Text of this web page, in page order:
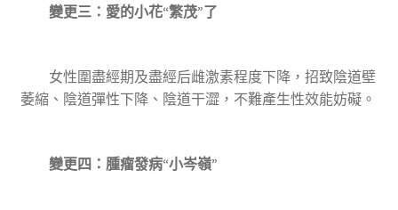
變更三：愛的小花“繁茂”了
女性圍盡經期及盡經后雌激素程度下降，招致陰道壁
萎縮、陰道彈性下降、陰道干澀，不難產生性效能妨礙。
變更四：腫瘤發病“小岑嶺”